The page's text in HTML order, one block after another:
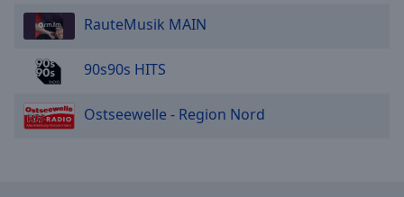
RauteMusik MAIN
90s90s HITS
Ostseewelle - Region Nord